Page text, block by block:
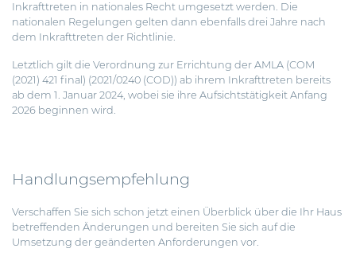
Inkrafttreten in nationales Recht umgesetzt werden. Die
nationalen Regelungen gelten dann ebenfalls drei Jahre nach
dem Inkrafttreten der Richtlinie.
Letztlich gilt die Verordnung zur Errichtung der AMLA (COM
(2021) 421 final) (2021/0240 (COD)) ab ihrem Inkrafttreten bereits
ab dem 1. Januar 2024, wobei sie ihre Aufsichtstätigkeit Anfang
2026 beginnen wird.
Handlungsempfehlung
Verschaffen Sie sich schon jetzt einen Überblick über die Ihr Haus
betreffenden Änderungen und bereiten Sie sich auf die
Umsetzung der geänderten Anforderungen vor.